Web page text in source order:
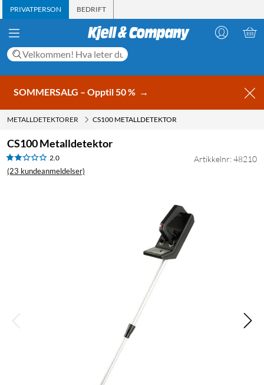
PRIVATPERSON BEDRIFT
SOMMERSALG – Opptil 50 % →
METALLDETEKTORER CS100 METALLDETEKTOR
CS100 Metalldetektor
2.0
(23 kundeanmeldelser)
Artikkelnr: 48210